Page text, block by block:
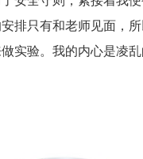
排只有和老师见面，
实验。我的内心是凌